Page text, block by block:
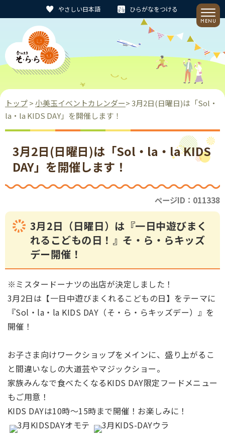
やさしい日本語 ひらがなをつける
トップ> 小美玉イベントカレンダー> 3月2日(日曜日)は「Sol・
la・la KIDS DAY」を開催します！
3月2日(日曜日)は「Sol・la・la KIDS
DAY」を開催します！
ページID：011338
3月2日（日曜日）は『一日中遊びまく
れるこどもの日！』そ・ら・らキッズ
デー開催！
※ミスタードーナツの出店が決定しました！
3月2日は【一日中遊びまくれるこどもの日】をテーマに
『Sol・la・la KIDS DAY（そ・ら・らキッズデー）』を
開催！
お子さま向けワークショップをメインに、盛り上がるこ
と間違いなしの大道芸やマジックショー。
家族みんなで食べたくなるKIDS DAY限定フードメニュー
もご用意！
KIDS DAYは10時～15時まで開催！お楽しみに！